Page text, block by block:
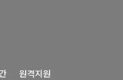
원격지원